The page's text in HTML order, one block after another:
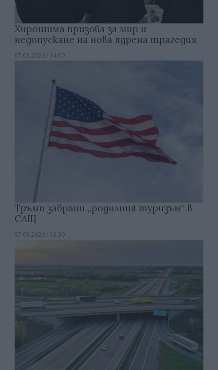
Хирошима призова за мир и
недопускане на нова ядрена трагедия
07.08.2026 / 14:00
Тръмп забрани „родилния туризъм“ в
САЩ
07.08.2026 / 13:30